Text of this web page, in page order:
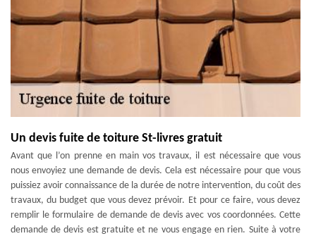
Un devis fuite de toiture St-livres gratuit
Avant que l’on prenne en main vos travaux, il est nécessaire que vous
nous envoyiez une demande de devis. Cela est nécessaire pour que vous
puissiez avoir connaissance de la durée de notre intervention, du coût des
travaux, du budget que vous devez prévoir. Et pour ce faire, vous devez
remplir le formulaire de demande de devis avec vos coordonnées. Cette
demande de devis est gratuite et ne vous engage en rien. Suite à votre